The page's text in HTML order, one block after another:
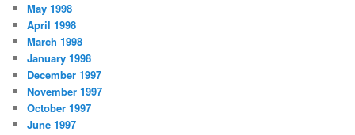
May 1998
April 1998
March 1998
January 1998
December 1997
November 1997
October 1997
June 1997